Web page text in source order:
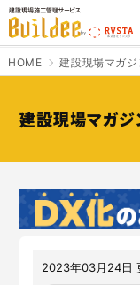
建設現場施工管理サー
さよなら、紙マニフ
にする」 クラウドサービ
HOME 建設現場マガジ
建設現場マガジ
2023年03月24日